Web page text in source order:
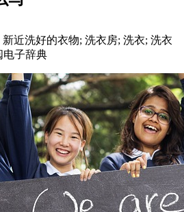
新近洗好的衣物; 洗衣房; 洗衣; 洗衣
电子辞典